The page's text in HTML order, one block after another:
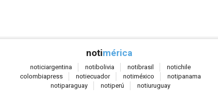
notimérica
noticiargentina notibolivia notibrasil notichile
colombiapress notiecuador notiméxico notipanama
notiparaguay notiperú notiuruguay